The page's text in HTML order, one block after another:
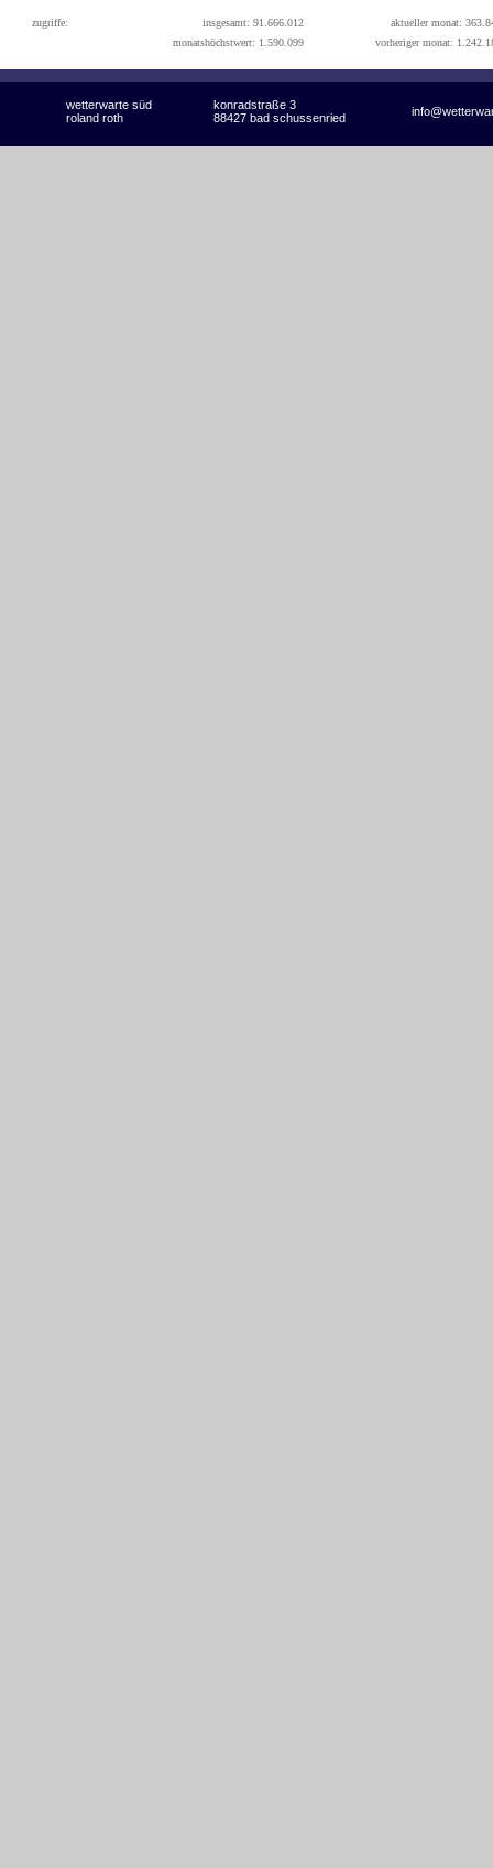
zugriffe: insgesamt: 91.666.012
aktueller monat:
monatshöchstwert: 1.590.099
vorheriger monat:
wetterwarte süd konradstraße 3
roland roth 88427 bad schussenried